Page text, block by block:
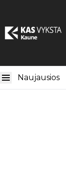
Naujausios